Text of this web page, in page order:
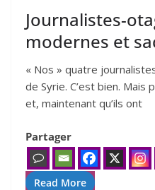
Journalistes-
modernes et
« Nos » quatre
de Syrie. C’est bien.
et, main­te­nant qu’ils ont
Partager
Read More